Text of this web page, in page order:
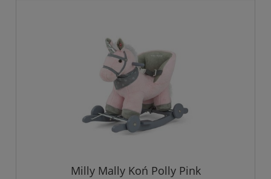
Milly Mally Koń Polly Pink